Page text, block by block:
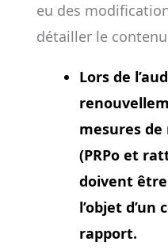
eu des
détailler le
Lors de
mesures
(PRPo et
doivent
l’objet
rapport.